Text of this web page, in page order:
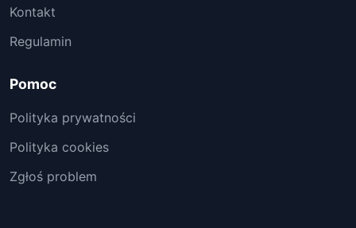
Kontakt
Regulamin
Pomoc
Polityka prywatności
Polityka cookies
Zgłoś problem